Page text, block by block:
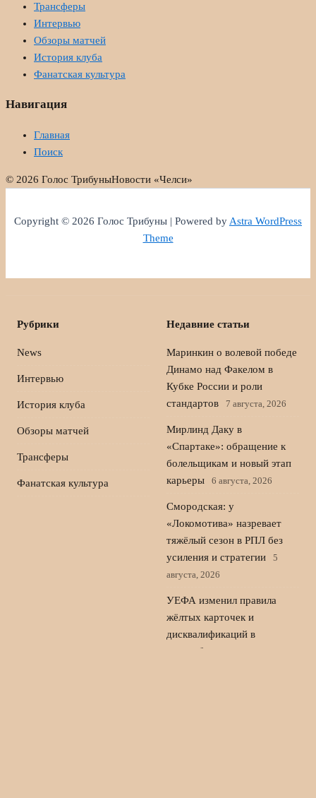
Трансферы
Интервью
Обзоры матчей
История клуба
Фанатская культура
Навигация
Главная
Поиск
© 2026 Голос ТрибуныНовости «Челси»
Copyright © 2026 Голос Трибуны | Powered byAstra WordPress
Theme
Рубрики
News
Интервью
История клуба
Обзоры матчей
Трансферы
Фанатская культура
Недавние статьи
Маринкин о волевой победе
Динамо над Факелом в
Кубке России и роли
стандартов
7 августа, 2026
Мирлинд Даку в
«Спартаке»: обращение к
болельщикам и новый этап
карьеры
6 августа, 2026
Смородская: у
«Локомотива» назревает
тяжёлый сезон в РПЛ без
усиления и стратегии
5
августа, 2026
УЕФА изменил правила
жёлтых карточек и
дисквалификаций в
еврокубках